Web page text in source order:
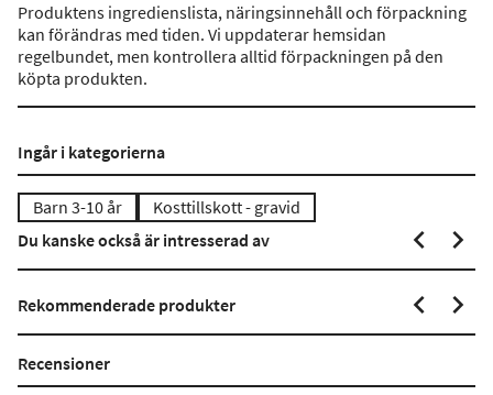
Produktens ingredienslista, näringsinnehåll och förpackning
kan förändras med tiden. Vi uppdaterar hemsidan
regelbundet, men kontrollera alltid förpackningen på den
köpta produkten.
Ingår i kategorierna
Barn 3-10 år
Kosttillskott - gravid
Du kanske också är intresserad av
Rekommenderade produkter
Recensioner